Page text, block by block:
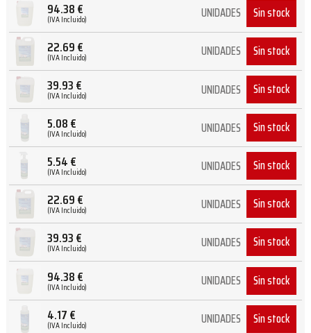
94.38€
(IVA Incluido) UNIDADES Sin stock
22.69€
(IVA Incluido) UNIDADES Sin stock
39.93€
(IVA Incluido) UNIDADES Sin stock
5.08€
(IVA Incluido) UNIDADES Sin stock
5.54€
(IVA Incluido) UNIDADES Sin stock
22.69€
(IVA Incluido) UNIDADES Sin stock
39.93€
(IVA Incluido) UNIDADES Sin stock
94.38€
(IVA Incluido) UNIDADES Sin stock
4.17€
(IVA Incluido) UNIDADES Sin stock